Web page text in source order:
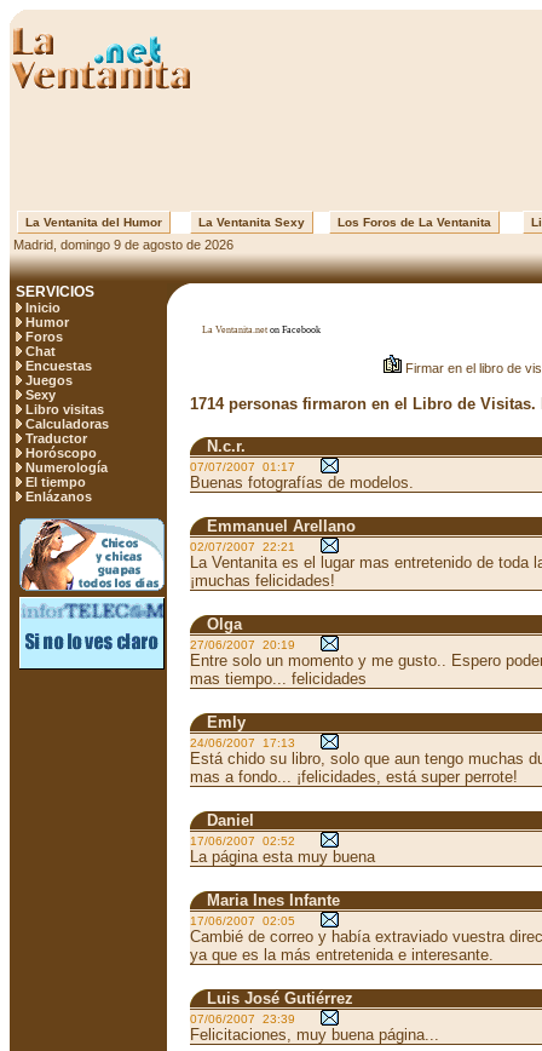
La Ventanita del Humor La Ventanita Sexy Los Foros de La Ventanita
Madrid, domingo 9 de agosto de 2026
SERVICIOS
Inicio
Humor
Foros
Chat
Encuestas
Juegos
Sexy
Libro visitas
Calculadoras
Traductor
Horóscopo
Numerología
El tiempo
Enlázanos
La Ventanita.net on Facebook
Firmar en el libro de
1714 personas firmaron en el Libro de Visitas.
N.c.r.
07/07/2007 01:17
Buenas fotografías de modelos.
Emmanuel Arellano
02/07/2007 22:21
La Ventanita es el lugar mas entretenido de toda
¡muchas felicidades!
Olga
27/06/2007 20:19
Entre solo un momento y me gusto.. Espero
mas tiempo... felicidades
Emly
24/06/2007 17:13
Está chido su libro, solo que aun tengo muchas
mas a fondo... ¡felicidades, está super perrote!
Daniel
17/06/2007 02:52
La página esta muy buena
Maria Ines Infante
17/06/2007 02:05
Cambié de correo y había extraviado vuestra
ya que es la más entretenida e interesante.
Luis José Gutiérrez
07/06/2007 23:39
Felicitaciones, muy buena página...